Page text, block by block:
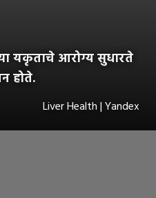
यकृताचे आरोग्य सुधारते
होते.
Liver Health | Yandex